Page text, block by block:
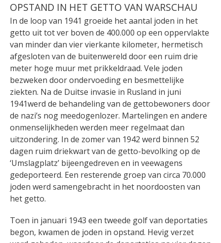
OPSTAND IN HET GETTO VAN WARSCHAU
In de loop van 1941 groeide het aantal joden in het
getto uit tot ver boven de 400.000 op een oppervlakte
van minder dan vier vierkante kilometer, hermetisch
afgesloten van de buitenwereld door een ruim drie
meter hoge muur met prikkeldraad. Vele joden
bezweken door ondervoeding en besmettelijke
ziekten. Na de Duitse invasie in Rusland in juni
1941werd de behandeling van de gettobewoners door
de nazi’s nog meedogenlozer. Martelingen en andere
onmenselijkheden werden meer regelmaat dan
uitzondering. In de zomer van 1942 werd binnen 52
dagen ruim driekwart van de getto-bevolking op de
‘Umslagplatz’ bijeengedreven en in veewagens
gedeporteerd. Een resterende groep van circa 70.000
joden werd samengebracht in het noordoosten van
het getto.
Toen in januari 1943 een tweede golf van deportaties
begon, kwamen de joden in opstand. Hevig verzet